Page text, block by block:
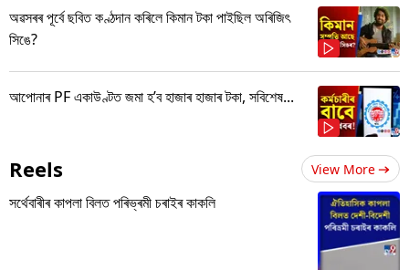
অৱসৰৰ পূৰ্বে ছবিত কণ্ঠদান কৰিলে কিমান টকা পাইছিল অৰিজিৎ
সিঙে?
আপোনাৰ PF একাউণ্টত জমা হ’ব হাজাৰ হাজাৰ টকা, সবিশেষ...
Reels View More
সৰ্থেবাৰীৰ কাপলা বিলত পৰিভ্ৰমী চৰাইৰ কাকলি